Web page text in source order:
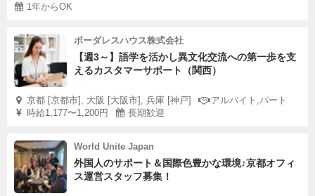
1年からOK
ボーダレスハウス株式会社
【週3～】語学を活かし異文化交流への第一歩を支
えるカスタマーサポート（関西）
京都 [京都市], 大阪 [大阪市], 兵庫 [神戸]
アルバイト,パート
時給1,177〜1,200円
長期歓迎
World Unite Japan
外国人のサポート＆国際色豊かな環境♪京都オフィ
ス運営スタッフ募集！